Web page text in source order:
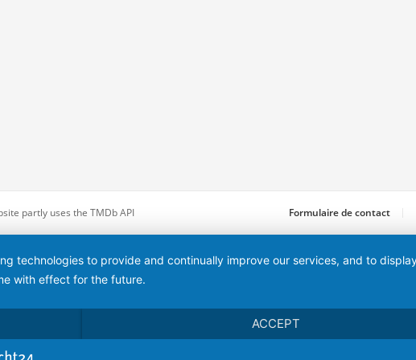
partly uses the TMDb API Formulaire de contact
technologies to provide and continually improve our services, and to
with effect for the future.
ACCEPT